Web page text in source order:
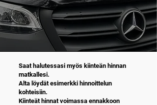
Saat halutessasi myös kiinteän hinnan
matkallesi.
Alta löydät esimerkki hinnoittelun
kohteisiin.
Kiinteät hinnat voimassa ennakkoon